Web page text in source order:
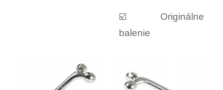
☑️ Originálne
balenie